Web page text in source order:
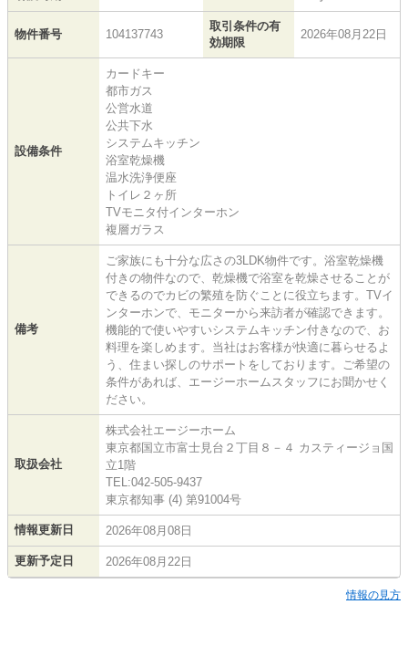
物件番号 104137743
取引条件の有
効期限
2026年08月22日
設備条件
カードキー
都市ガス
公営水道
公共下水
システムキッチン
浴室乾燥機
温水洗浄便座
トイレ２ヶ所
TVモニタ付インターホン
複層ガラス
備考
ご家族にも十分な広さの3LDK物件です。浴室乾燥機
付きの物件なので、乾燥機で浴室を乾燥させることが
できるのでカビの繁殖を防ぐことに役立ちます。TVイ
ンターホンで、モニターから来訪者が確認できます。
機能的で使いやすいシステムキッチン付きなので、お
料理を楽しめます。当社はお客様が快適に暮らせるよ
う、住まい探しのサポートをしております。ご希望の
条件があれば、エージーホームスタッフにお聞かせく
ださい。
取扱会社
株式会社エージーホーム
東京都国立市富士見台２丁目８－４ カスティージョ国
立1階
TEL:042-505-9437
東京都知事 (4) 第91004号
情報更新日 2026年08月08日
更新予定日 2026年08月22日
情報の見方